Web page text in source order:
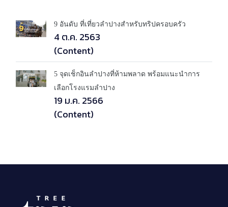
9 อันดับ ที่เที่ยวลำปางสำหรับทริปครอบครัว
4 ต.ค. 2563
(Content)
5 จุดเช็กอินลำปางที่ห้ามพลาด พร้อมแนะนำการ
เลือกโรงแรมลำปาง
19 ม.ค. 2566
(Content)